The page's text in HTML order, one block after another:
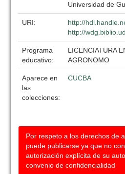
Universidad de
URI:
http://
http://
Programa
educativo:
LICENCIATURA
AGRONOMO
Aparece en
las
colecciones:
CUCBA
Por respeto a los derechos de
puede publicarse ya que no
autorización explícita de su
convenio de confidencialidad